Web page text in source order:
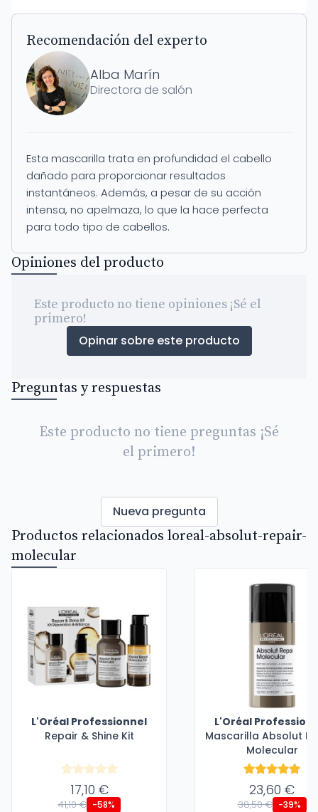
Recomendación del experto
Alba Marín
Directora de salón
Esta mascarilla trata en profundidad el cabello
dañado para proporcionar resultados
instantáneos. Además, a pesar de su acción
intensa, no apelmaza, lo que la hace perfecta
para todo tipo de cabellos.
Opiniones del producto
Este producto no tiene opiniones ¡Sé el
primero!
Opinar sobre este producto
Preguntas y respuestas
Este producto no tiene preguntas ¡Sé
el primero!
Nueva pregunta
Productos relacionados loreal-absolut-repair-
molecular
L'Oréal Professionnel
Repair & Shine Kit
17,10 €
41,10 € -58%
L'Oréal
Mascarilla Absolut
Molecular
23,60 €
38,50 € -39%